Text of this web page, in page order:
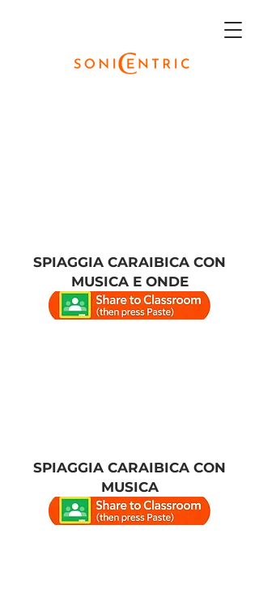
SPIAGGIA CARAIBICA CON
MUSICA E ONDE
SPIAGGIA CARAIBICA CON
MUSICA